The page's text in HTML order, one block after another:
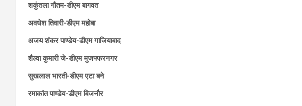
शकुंतला गौतम-डीएम बागवत
अवधेश तिवारी-डीएम महोबा
अजय शंकर पाण्डेय-डीएम गाजियाबाद
शैल्वा कुमारी जे-डीएम मुजफ्फरनगर
सुखलाल भारती-डीएम एटा बने
रमाकांत पाण्डेय-डीएम बिजनौर